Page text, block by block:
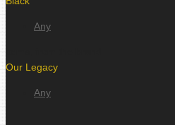
Any
Our Legacy
Any